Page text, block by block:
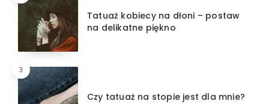
Tatuaż kobiecy na dłoni – postaw
na delikatne piękno
3
Czy tatuaż na stopie jest dla mnie?